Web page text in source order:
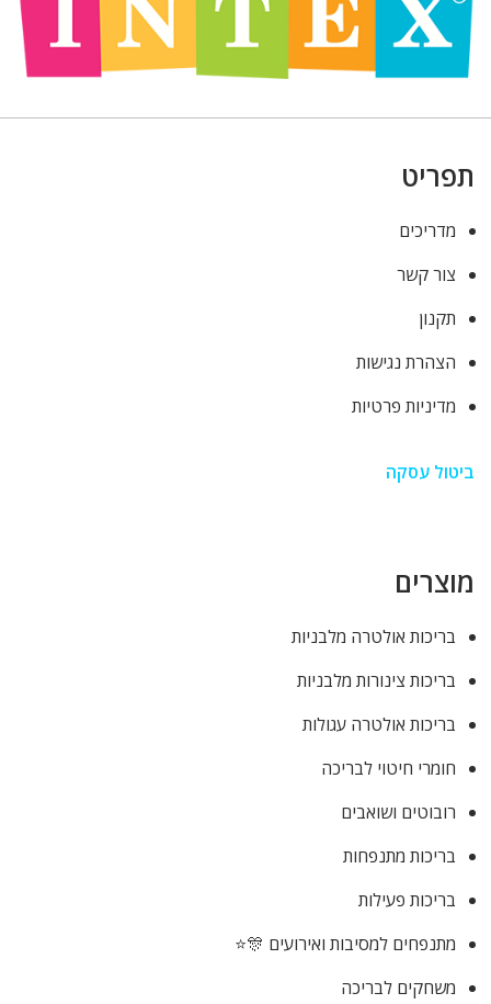
תפריט
מדריכים
צור קשר
תקנון
הצהרת נגישות
מדיניות פרטיות
ביטול עסקה
מוצרים
בריכות אולטרה מלבניות
בריכות צינורות מלבניות
בריכות אולטרה עגולות
חומרי חיטוי לבריכה
רובוטים ושואבים
בריכות מתנפחות
בריכות פעילות
מתנפחים למסיבות ואירועים 🎊⭐
משחקים לבריכה